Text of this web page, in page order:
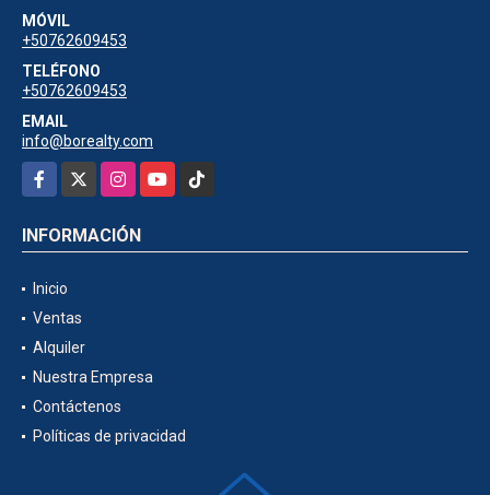
MÓVIL
+50762609453
TELÉFONO
+50762609453
EMAIL
info@borealty.com
Facebook
InstagramYouTubeTikTok
INFORMACIÓN
Inicio
Ventas
Alquiler
Nuestra Empresa
Contáctenos
Políticas de privacidad